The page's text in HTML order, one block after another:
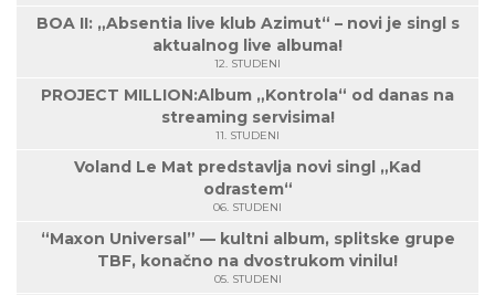
BOA II: „Absentia live klub Azimut“ – novi je singl s
aktualnog live albuma!
12. STUDENI
PROJECT MILLION:Album „Kontrola“ od danas na
streaming servisima!
11. STUDENI
Voland Le Mat predstavlja novi singl „Kad
odrastem“
06. STUDENI
“Maxon Universal” — kultni album, splitske grupe
TBF, konačno na dvostrukom vinilu!
05. STUDENI